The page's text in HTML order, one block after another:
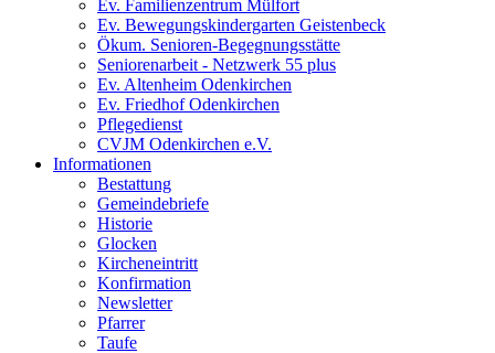
Ev. Familienzentrum Mülfort
Ev. Bewegungskindergarten Geistenbeck
Ökum. Senioren-Begegnungsstätte
Seniorenarbeit - Netzwerk 55 plus
Ev. Altenheim Odenkirchen
Ev. Friedhof Odenkirchen
Pflegedienst
CVJM Odenkirchen e.V.
Informationen
Bestattung
Gemeindebriefe
Historie
Glocken
Kircheneintritt
Konfirmation
Newsletter
Pfarrer
Taufe